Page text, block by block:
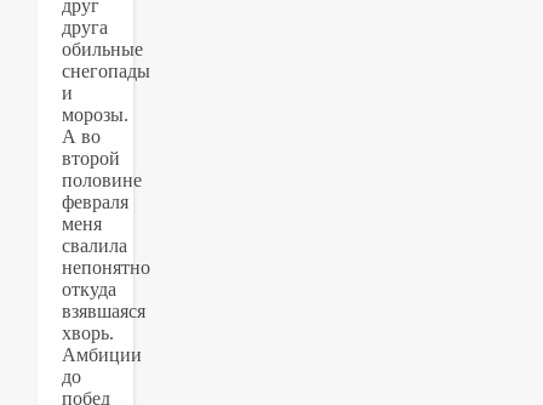
друг
друга
обильные
снегопады
и
морозы.
А во
второй
половине
февраля
меня
свалила
непонятно
откуда
взявшаяся
хворь.
Амбиции
до
побед